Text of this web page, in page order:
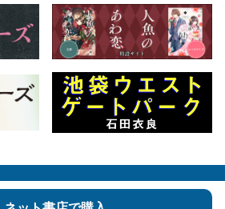
自費出版のご案内 お問合せ